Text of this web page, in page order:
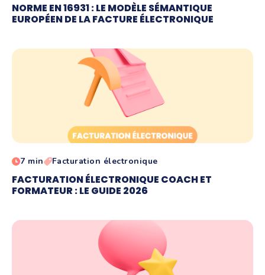
NORME EN 16931 : LE MODÈLE SÉMANTIQUE
EUROPÉEN DE LA FACTURE ÉLECTRONIQUE
7 min Facturation électronique
FACTURATION ÉLECTRONIQUE COACH ET
FORMATEUR : LE GUIDE 2026